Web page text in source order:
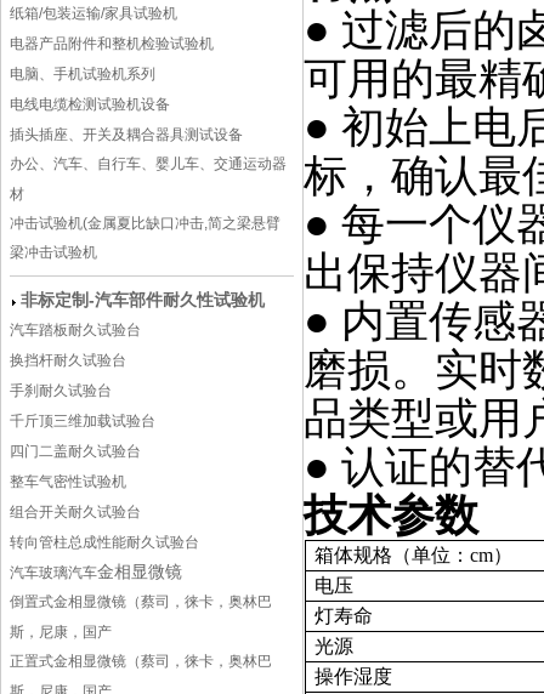
纸箱/包装运输/家具试验机
电器产品附件和整机检验试验机
电脑、手机试验机系列
电线电缆检测试验机设备
插头插座、开关及耦合器具测试设备
办公、汽车、自行车、婴儿车、交通运动器
材
冲击试验机(金属夏比缺口冲击,简之梁悬臂
梁冲击试验机
非标定制-汽车部件耐久性试验机
汽车踏板耐久试验台
换挡杆耐久试验台
手刹耐久试验台
千斤顶三维加载试验台
四门二盖耐久试验台
整车气密性试验机
组合开关耐久试验台
转向管柱总成性能耐久试验台
汽车玻璃汽车金相显微镜
倒置式金相显微镜（蔡司，徕卡，奥林巴
斯，尼康，国产
正置式金相显微镜（蔡司，徕卡，奥林巴
● 过滤后的
可用的最精
● 初始上电
标，确认最
● 每一个仪
出保持仪器
● 内置传感
磨损。实时
品类型或用
● 认证的替
技术参数
箱体规格（单位：cm）
电压
灯寿命
光源
操作湿度